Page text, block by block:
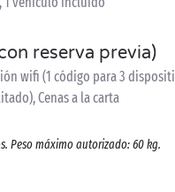
reserva previa)
wifi (1 código para 3
Cenas a la carta
Peso máximo autorizado: 60 kg.